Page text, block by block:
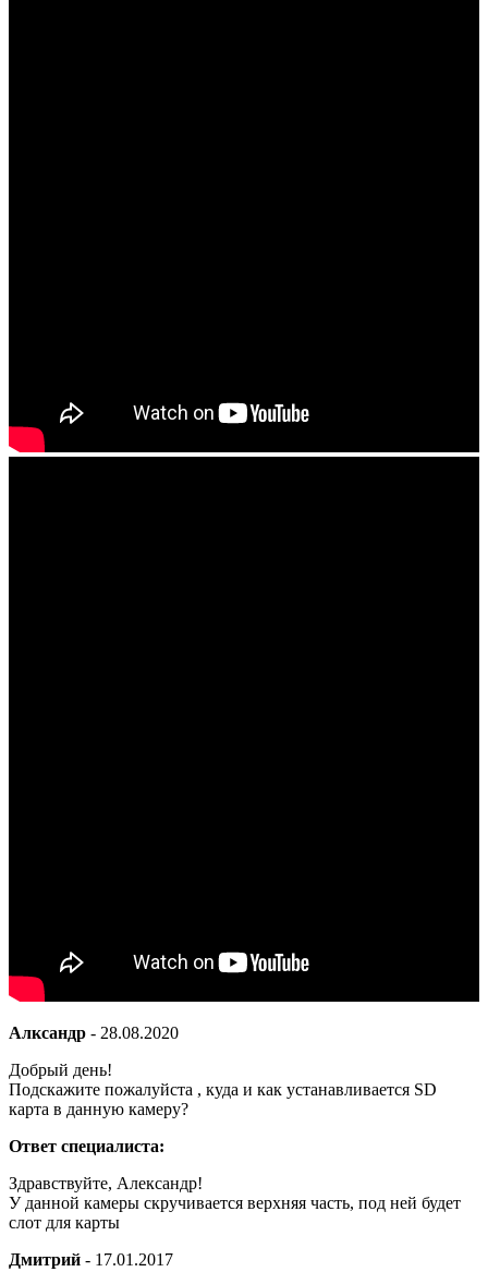
Алксандр - 28.08.2020
Добрый день!
Подскажите пожалуйста , куда и как устанавливается SD
карта в данную камеру?
Ответ специалиста:
Здравствуйте, Александр!
У данной камеры скручивается верхняя часть, под ней будет
слот для карты
Дмитрий - 17.01.2017